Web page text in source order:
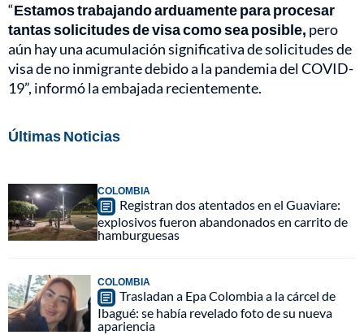
“Estamos trabajando arduamente para procesar
tantas solicitudes de visa como sea posible, pero
aún hay una acumulación significativa de solicitudes de
visa de no inmigrante debido a la pandemia del COVID-
19”, informó la embajada recientemente.
Últimas Noticias
COLOMBIA
Registran dos atentados en el Guaviare:
explosivos fueron abandonados en carrito de
hamburguesas
COLOMBIA
Trasladan a Epa Colombia a la cárcel de
Ibagué: se había revelado foto de su nueva
apariencia